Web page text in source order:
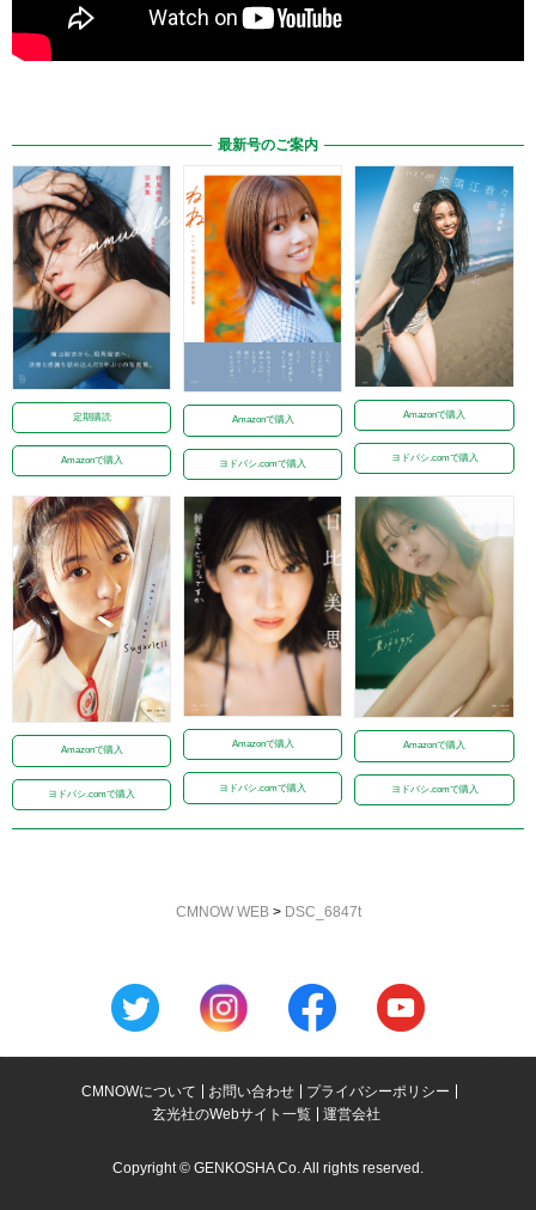
最新号のご案内
定期購読
Amazonで購入
Amazonで購入
ヨドバシ.comで購入
Amazonで購入
ヨドバシ.comで購入
Amazonで購入
ヨドバシ.comで購入
Amazonで購入
ヨドバシ.comで購入
Amazonで購入
ヨドバシ.comで購入
CMNOW WEB> DSC_6847t
CMNOWについて お問い合わせ
プライバシーポリシー
玄光社のWebサイト一覧
運営会社
Copyright © GENKOSHA Co. All rights reserved.